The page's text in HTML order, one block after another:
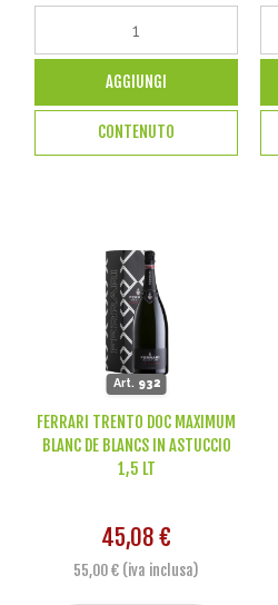
AGGIUNGI
CONTENUTO
Art. 932
FERRARI TRENTO DOC MAXIMUM
BLANC DE BLANCS IN ASTUCCIO
1,5 LT
45,08 €
55,00 € (iva inclusa)